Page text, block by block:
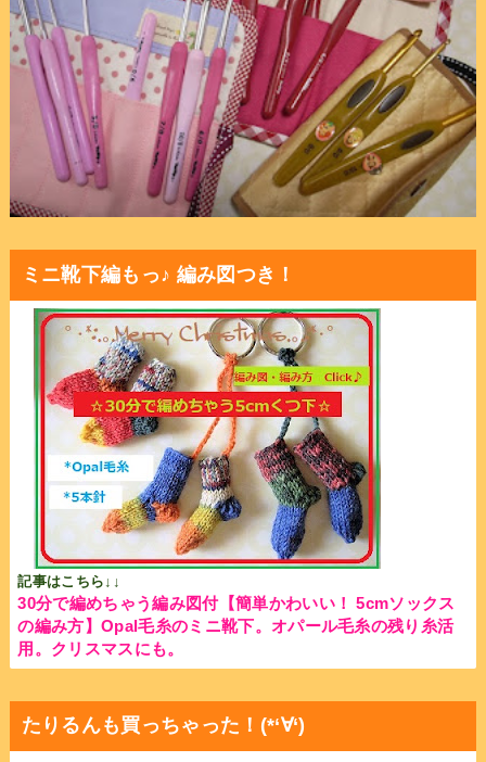
ミニ靴下編もっ♪ 編み図つき！
記事はこちら↓↓
30分で編めちゃう編み図付【簡単かわいい！ 5cmソックス
の編み方】Opal毛糸のミニ靴下。オパール毛糸の残り糸活
用。クリスマスにも。
たりるんも買っちゃった！(*‘∀‘)